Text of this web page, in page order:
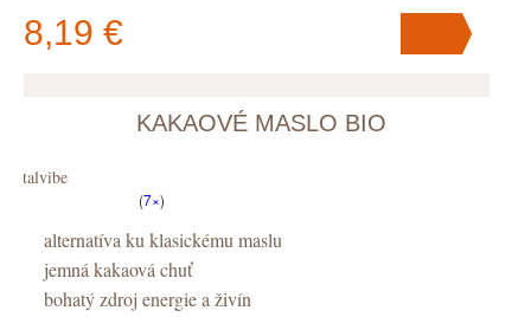
8,19 €
V košíku máteks
KAKAOVÉ MASLO BIO
Vitalvibe
(7×)
alternatíva ku klasickému maslu
jemná kakaová chuť
bohatý zdroj energie a živín